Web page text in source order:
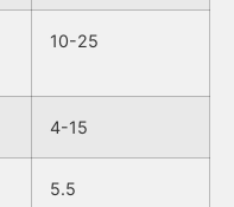
10-25
4-15
5.5